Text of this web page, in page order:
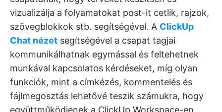
vizualizálja a folyamatokat post-it cetlik, rajzok,
szövegblokkok stb. segítségével. A ClickUp
Chat nézet segítségével a csapat tagjai
kommunikálhatnak egymással és feltehetnek
munkával kapcsolatos kérdéseket, míg olyan
funkciók, mint a címkézés, kommentelés és
fájlmegosztás lehetővé teszik számukra, hogy
együttműködjenek a ClickUp Workspace-en